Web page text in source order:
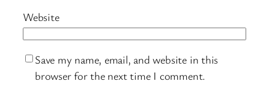
Website
Save my name, email, and website in this
browser for the next time I comment.